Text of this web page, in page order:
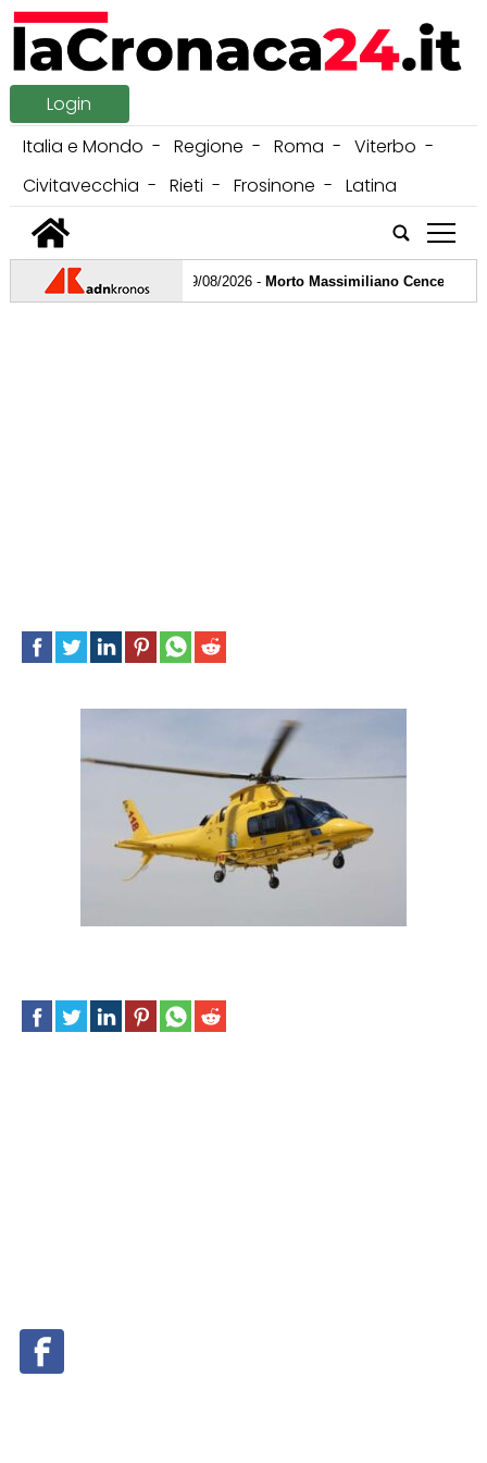
Login
Italia e Mondo
Regione Roma
Viterbo
Civitavecchia
Rieti Frosinone
Latina
tap
09/08/2026 -Morto Massimiliano Cencelli,